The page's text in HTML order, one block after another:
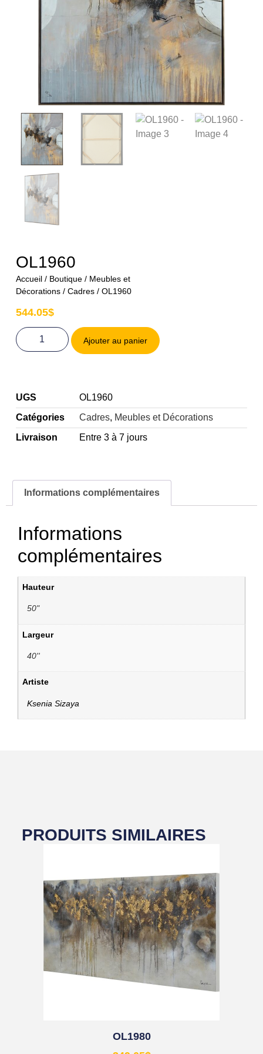
OL1960
Accueil/ Boutique/ Meubles et
Décorations/ Cadres/ OL1960
544.05$
Ajouter au panier
UGS
OL1960
Catégories
Cadres, Meubles et Décorations
Livraison
Entre 3 à 7 jours
Informations complémentaires
Informations
complémentaires
Hauteur
50"
Largeur
40''
Artiste
Ksenia Sizaya
PRODUITS SIMILAIRES
OL1980